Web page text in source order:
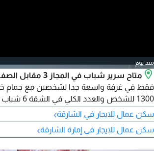
منذ يوم
متاح سرير شباب في
فقط في غرفة واسعة جدا لشخصين مع حمام
1300 للشخص
عالي السرعة تنظيف مستمر
سكن عمال للايجار في الشارقة›
سكن عمال للايجار في إمارة الشارقة›